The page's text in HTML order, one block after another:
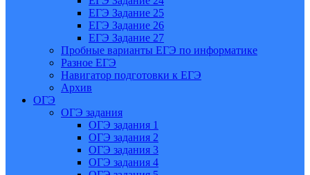
ЕГЭ Задание 25
ЕГЭ Задание 26
ЕГЭ Задание 27
Пробные варианты ЕГЭ по информатике
Разное ЕГЭ
Навигатор подготовки к ЕГЭ
Архив
ОГЭ
ОГЭ задания
ОГЭ задания 1
ОГЭ задания 2
ОГЭ задания 3
ОГЭ задания 4